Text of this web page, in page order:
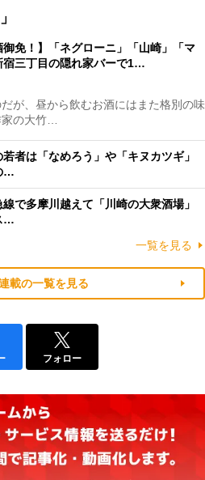
御免！】「ネグローニ」「山崎」「マ
宿三丁目の隠れ家バーで1…
が、昼から飲むお酒にはまた格別の味
の大竹…
者は「なめろう」や「キヌカツギ」
…
で多摩川越えて「川崎の大衆酒場」
…
一覧を見る
載の一覧を見る
フォロー